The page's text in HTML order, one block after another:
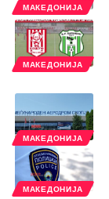
МАКЕДОНИЈА
МАКЕДОНИЈА
МАКЕДОНИЈА
МАКЕДОНИЈА